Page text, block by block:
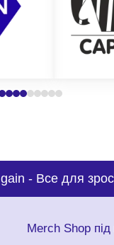
-Все для
Merch Shop